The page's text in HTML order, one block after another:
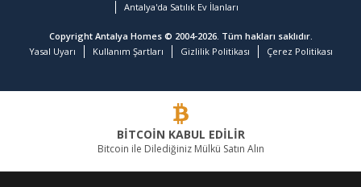
Antalya'da Satılık Ev İlanları
Copyright Antalya Homes © 2004-2026. Tüm hakları saklıdır.
Yasal Uyarı
Kullanım Şartları Gizlilik Politikası Çerez Politikası
BİTCOİN KABUL EDİLİR
Bitcoin ile Dilediğiniz Mülkü Satın Alın